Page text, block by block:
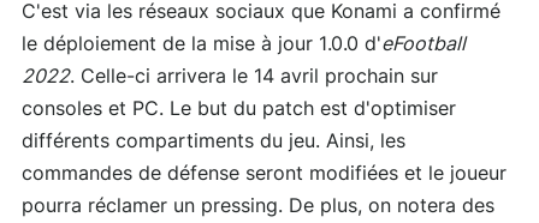
C'est via les réseaux sociaux que Konami a confirmé
le déploiement de la mise à jour 1.0.0 d'eFootball
2022. Celle-ci arrivera le 14 avril prochain sur
consoles et PC. Le but du patch est d'optimiser
différents compartiments du jeu. Ainsi, les
commandes de défense seront modifiées et le joueur
pourra réclamer un pressing. De plus, on notera des